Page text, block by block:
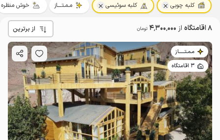
کلبه چوبی کلبه سوئیسی مـمـتــــاز خوش منظره
8 اقامتگاه از 4٬300٬000 تومان از برترین
مـمـتــــــاز
3 اقامتگاه